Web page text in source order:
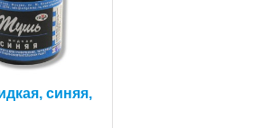
синяя,